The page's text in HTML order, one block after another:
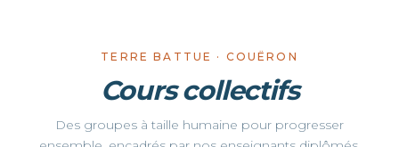
TERRE BATTUE · COUËRON
Cours collectifs
Des groupes à taille humaine pour progresser